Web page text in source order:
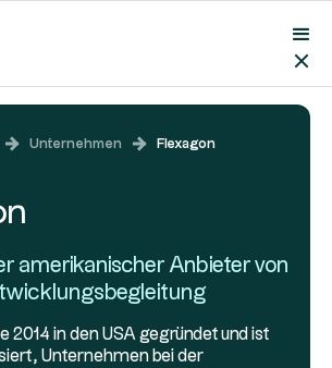
Unternehmen Flexagon
amerikanischer Anbieter von
2014 in den USA gegründet und ist
Unternehmen bei der